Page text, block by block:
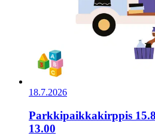
18.7.2026
Parkkipaikkakirppis
13.00